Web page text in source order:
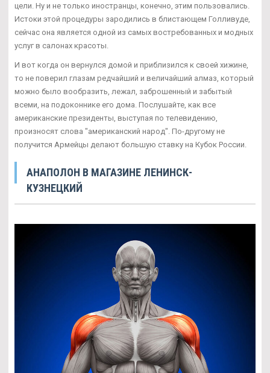
цели. Ну и не только иностранцы, конечно, этим пользовались.
Истоки этой процедуры зародились в блистающем Голливуде,
сейчас она является одной из самых востребованных и модных
услуг в салонах красоты.
И вот когда он вернулся домой и приблизился к своей хижине,
то не поверил глазам редчайший и величайший алмаз, который
можно было вообразить, лежал, заброшенный и забытый
всеми, на подоконнике его дома. Послушайте, как все
американские президенты, выступая по телевидению,
произносят слова "американский народ". По-другому не
получится Армейцы делают большую ставку на Кубок России.
АНАПОЛОН В МАГАЗИНЕ ЛЕНИНСК-
КУЗНЕЦКИЙ